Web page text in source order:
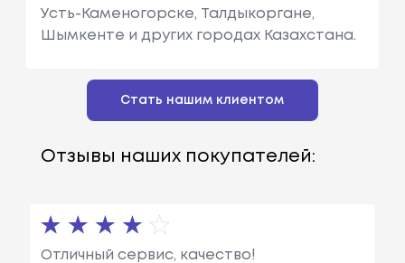
Усть-Каменогорске, Талдыкоргане,
Шымкенте и других городах Казахстана.
Стать нашим клиентом
Отзывы наших покупателей:
Отличный сервис, качество!